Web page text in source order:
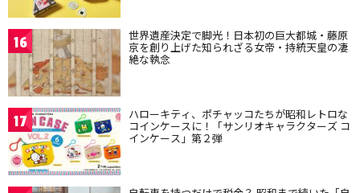
16 世界遺産決定で脚光！日本初の巨大都城・藤原
京を創り上げた知られざる女帝・持統天皇の凄
絶な執念
17 ハローキティ、ポチャッコたちが昭和レトロな
コインケースに！「サンリオキャラクターズ コ
インケース」第２弾